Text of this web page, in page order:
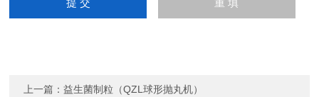
上一篇：益生菌制粒（QZL球形抛丸机）